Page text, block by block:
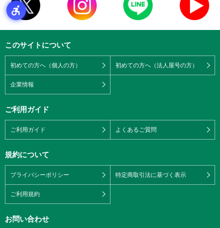
このサイトについて
初めての方へ（個人の方） 初めての方へ（法人屋号の方）
企業情報
ご利用ガイド
ご利用ガイド よくあるご質問
規約について
プライバシーポリシー 特定商取引法に基づく表示
ご利用規約
お問い合わせ